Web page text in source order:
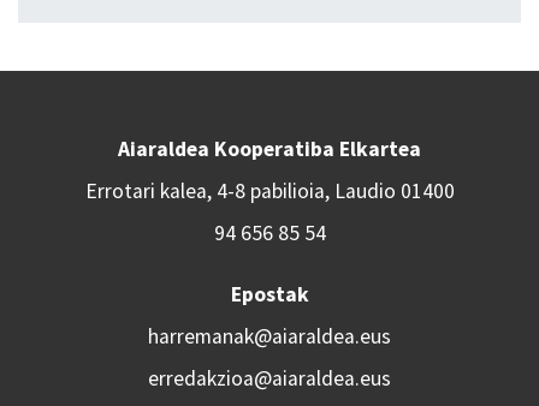
Aiaraldea Kooperatiba Elkartea
Errotari kalea, 4-8 pabilioia, Laudio 01400
94 656 85 54
Epostak
harremanak@aiaraldea.eus
erredakzioa@aiaraldea.eus